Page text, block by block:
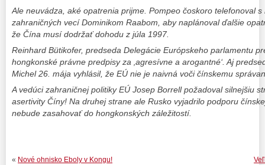
Ale neuvádza, aké opatrenia prijme. Pompeo čoskoro telefonoval
zahraničných vecí Dominikom Raabom, aby naplánoval ďalšie
že Čína musí dodržať dohodu z júla 1997.
Reinhard Bütikofer, predseda Delegácie Európskeho parlamentu
hongkonské právne predpisy za ‚agresívne a arogantné‘. Aj
Michel 26. mája vyhlásil, že EÚ nie je naivná voči čínskemu
A vedúci zahraničnej politiky EÚ Josep Borrell požadoval silnejšiu
asertivity Číny! Na druhej strane ale Rusko vyjadrilo podporu
nebude zasahovať do hongkonských záležitostí.
« Nové ohnisko Eboly v Kongu!